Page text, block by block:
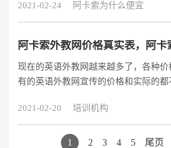
报了一节试听课，现在来说一下我对
2021-02-24 阿卡索为什么便宜
现在的英语外教网越来越多了，各种价
有的英语外教网宣传的价格和实际的
有点不健康。
2021-02-20 培训机构
1 2 3 4 5 尾页